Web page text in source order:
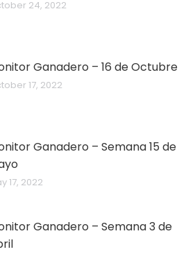
24, 2022
Ganadero – 16 de Octubre
17, 2022
Ganadero – Semana 15 de
17, 2022
Ganadero – Semana 3 de